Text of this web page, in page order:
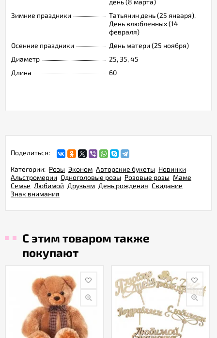
день (8 марта)
Зимние праздники
Татьянин день (25 января),
День влюбленных (14
февраля)
Осенние праздники
День матери (25 ноября)
Диаметр
25, 35, 45
Длина
60
Поделиться:
Категории: Розы Эконом Авторские букеты Новинки
Альстромерии Одноголовые розы Розовые розы Маме
Семье Любимой Друзьям День рождения Свидание
Знак внимания
С этим товаром также
покупают